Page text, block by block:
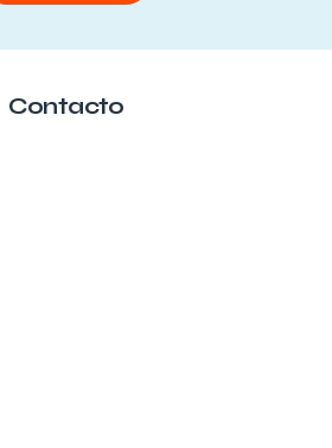
Contacto